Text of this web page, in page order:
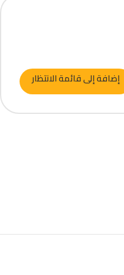
إضافة إلى قائمة الانتظار